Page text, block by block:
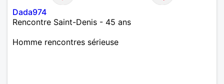
Dada974
Rencontre Saint-Denis - 45 ans
Homme rencontres sérieuse